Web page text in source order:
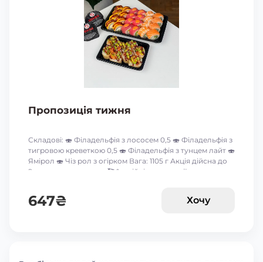
Пропозиція тижня
Складові: 🍣 Філадельфія з лососем 0,5 🍣 Філадельфія з
тигровою креветкою 0,5 🍣 Філадельфія з тунцем лайт 🍣
Ямірол 🍣 Чіз рол з огірком Вага: 1105 г Акція дійсна до
9-го серпня включно 🥰 *акційні пропозиції та знижки
647₴ Хочу